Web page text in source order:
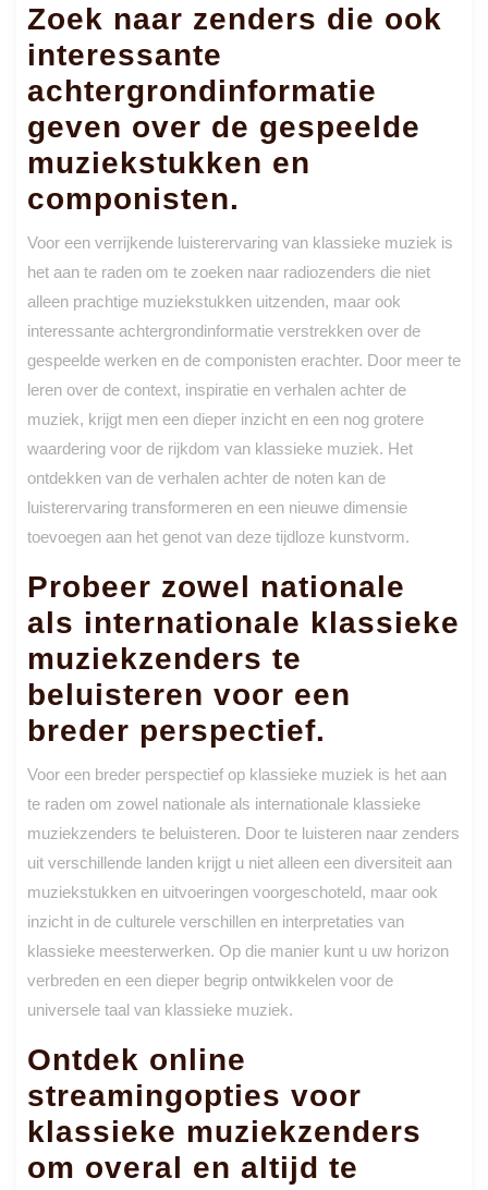
Zoek naar zenders die ook
interessante
achtergrondinformatie
geven over de gespeelde
muziekstukken en
componisten.
Voor een verrijkende luisterervaring van klassieke muziek is
het aan te raden om te zoeken naar radiozenders die niet
alleen prachtige muziekstukken uitzenden, maar ook
interessante achtergrondinformatie verstrekken over de
gespeelde werken en de componisten erachter. Door meer te
leren over de context, inspiratie en verhalen achter de
muziek, krijgt men een dieper inzicht en een nog grotere
waardering voor de rijkdom van klassieke muziek. Het
ontdekken van de verhalen achter de noten kan de
luisterervaring transformeren en een nieuwe dimensie
toevoegen aan het genot van deze tijdloze kunstvorm.
Probeer zowel nationale
als internationale klassieke
muziekzenders te
beluisteren voor een
breder perspectief.
Voor een breder perspectief op klassieke muziek is het aan
te raden om zowel nationale als internationale klassieke
muziekzenders te beluisteren. Door te luisteren naar zenders
uit verschillende landen krijgt u niet alleen een diversiteit aan
muziekstukken en uitvoeringen voorgeschoteld, maar ook
inzicht in de culturele verschillen en interpretaties van
klassieke meesterwerken. Op die manier kunt u uw horizon
verbreden en een dieper begrip ontwikkelen voor de
universele taal van klassieke muziek.
Ontdek online
streamingopties voor
klassieke muziekzenders
om overal en altijd te